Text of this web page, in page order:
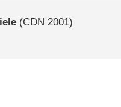
(CDN 2001)